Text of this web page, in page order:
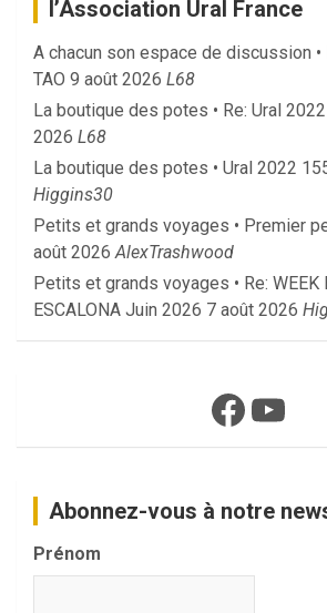
l’Association Ural France
A chacun son espace de discussion •
TAO 9 août 2026 L68
La boutique des potes • Re: Ural
2026 L68
La boutique des potes • Ural 2022
Higgins30
Petits et grands voyages • Premier
août 2026 AlexTrashwood
Petits et grands voyages • Re: WEEK
ESCALONA Juin 2026 7 août 2026
Abonnez-vous à notre
Prénom